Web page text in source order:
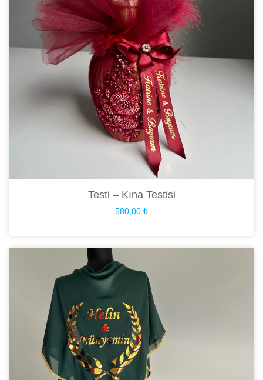
Testi – Kına Testisi
580,00 ₺